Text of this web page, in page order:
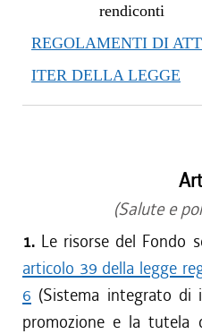
rendiconti
REGOLAMENTI DI
ITER DELLA LEGGE
(Salute e
1. Le risorse del Fondo
articolo 39 della legge
6 (Sistema integrato di
promozione e la tutela